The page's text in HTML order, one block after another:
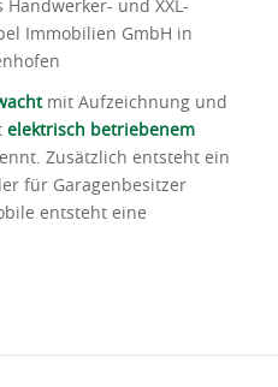
mit Aufzeichnung und
elektrisch betriebenem
Zusätzlich entsteht ein
für Garagenbesitzer
entsteht eine